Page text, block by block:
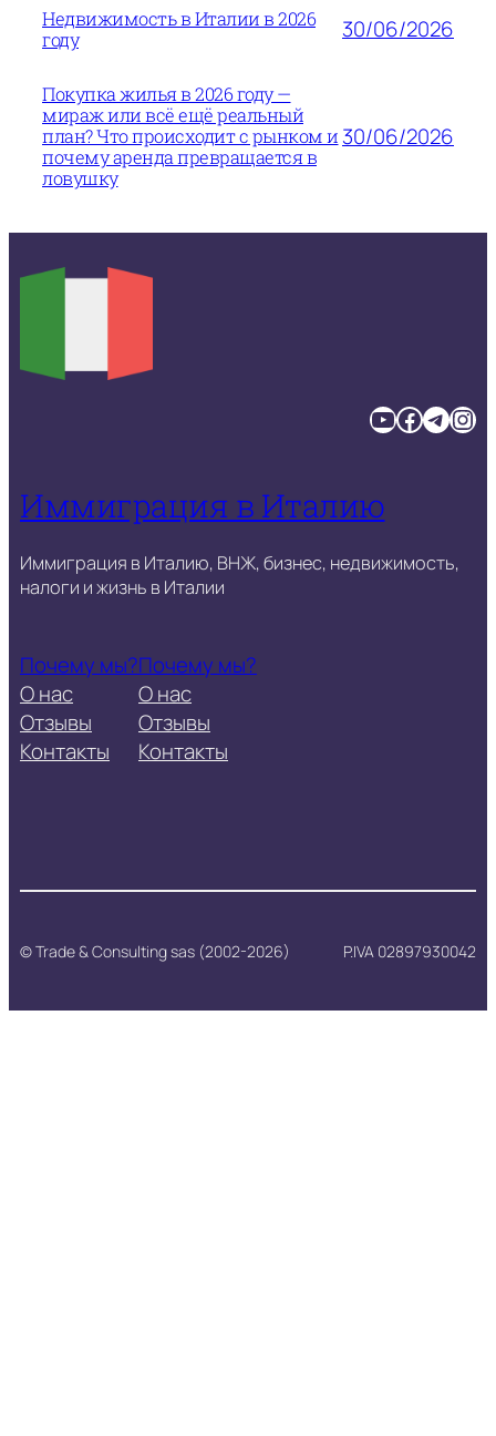
Недвижимость в Италии в 2026
году
30/06/2026
Покупка жилья в 2026 году —
мираж или всё ещё реальный
план? Что происходит с рынком и
почему аренда превращается в
ловушку
30/06/2026
YouTube Facebook TelegramInstagram
Иммиграция в Италию
Иммиграция в Италию, ВНЖ, бизнес, недвижимость,
налоги и жизнь в Италии
Почему мы?
О нас
Отзывы
Контакты
Почему мы?
О нас
Отзывы
Контакты
© Trade & Consulting sas (2002-2026) P.IVA 02897930042